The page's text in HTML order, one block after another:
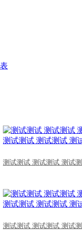
测试测试 测试测试 测试
测试测试 测试测试 测试